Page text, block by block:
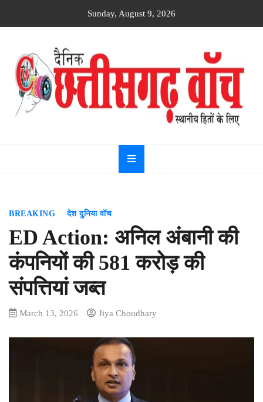
Sunday, August 9, 2026
Dainik
Chhattisgarh
watch
BREAKING देश दुनिया वॉच
ED Action: अनिल अंबानी की
कंपनियों की 581 करोड़ की
संपत्तियां जब्त
March 13, 2026 Jiya Choudhary